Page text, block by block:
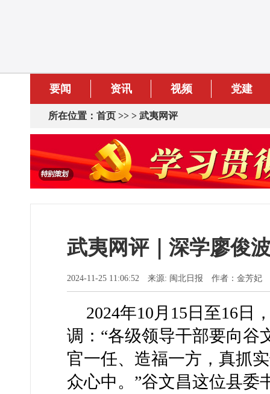
要闻 资讯 视频 党建
所在位置： 首页 >> > 武夷网评
武夷网评｜深学廖俊
2024-11-25 11:06:52 来源: 闽北日报 作者：金芳妃
2024年10月15日至16日
调：“各级领导干部要向谷
官一任、造福一方，真抓
众心中。”谷文昌这位县委